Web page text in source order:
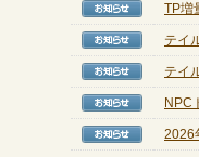
【お
TP増
【お
テイ
【お
テイ
【お
NPC
【お
2026